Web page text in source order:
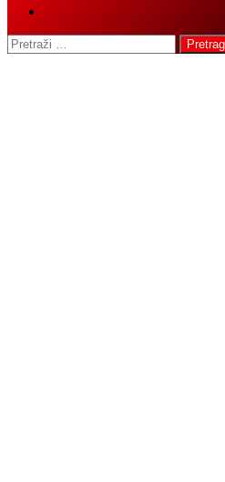
button
Pretraga: